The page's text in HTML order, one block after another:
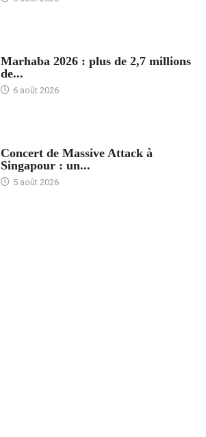
Marhaba 2026 : plus de 2,7 millions
de...
6 août 2026
Concert de Massive Attack à
Singapour : un...
5 août 2026